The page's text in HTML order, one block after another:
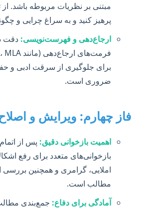
مبتنی بر نظریات مربوطه باشد.
پرهیز کنید و به سراغ چرایی و
ارجاع‌دهی و فهرست‌نویسی: دقت
برای جلوگیری از سرقت ادبی و
ضروری است.
فاز چهارم: ویرایش و
اهمیت بازخوانی دقیق: پس از
بازخوانی‌های متعدد برای رفع
املایی، گرامری و همچنین بررسی
مطالب است.
آمادگی برای دفاع: جمع‌بندی